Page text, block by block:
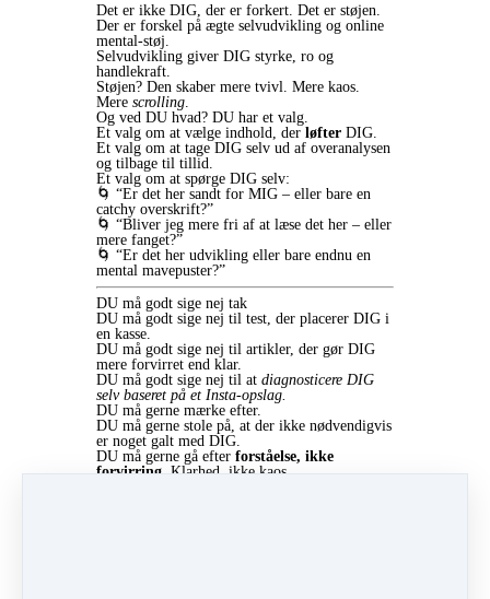
Det er ikke DIG, der er forkert. Det er støjen.
Der er forskel på ægte selvudvikling og online
mental-støj.
Selvudvikling giver DIG styrke, ro og
handlekraft.
Støjen? Den skaber mere tvivl. Mere kaos.
Mere scrolling
Og ved DU hvad? DU har et valg.
Et valg om at vælge indhold, der løfter DIG.
Et valg om at tage DIG selv ud af overanalysen
og tilbage til tillid.
Et valg om at spørge DIG selv:
🌀 “Er det her sandt for MIG – eller bare en
catchy overskrift?”
🌀 “Bliver jeg mere fri af at læse det her – eller
mere fanget?”
🌀 “Er det her udvikling eller bare endnu en
mental mavepuster?”
DU må godt sige nej tak
DU må godt sige nej til test, der placerer DIG i
en kasse.
DU må godt sige nej til artikler, der gør DIG
mere forvirret end klar.
DU må godt sige nej til at diagnosticere DIG
selv baseret på et Insta-opslag.
DU må gerne mærke efter.
DU må gerne stole på, at der ikke nødvendigvis
er noget galt med DIG.
DU må gerne gå efter forståelse, ikke
forvirring.Klarhed, ikke kaos.